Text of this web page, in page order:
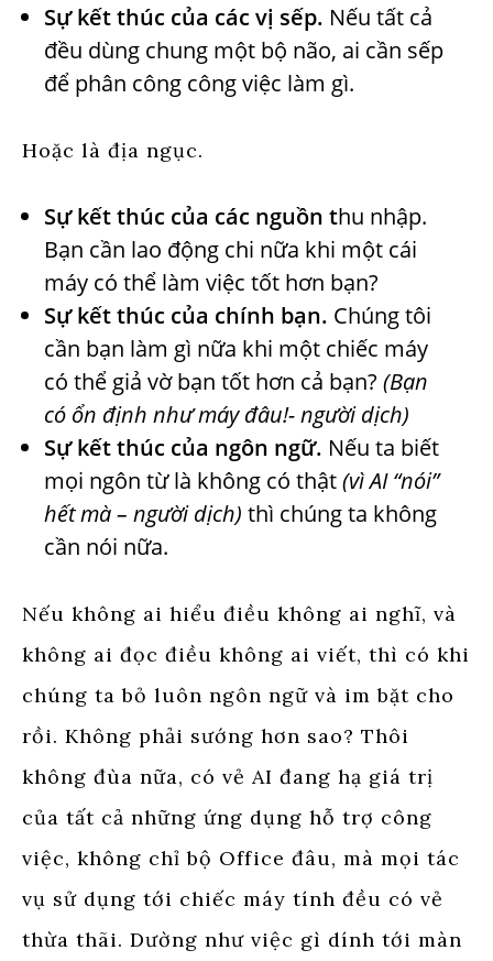
Sự kết thúc của các vị sếp. Nếu tất cả
đều dùng chung một bộ não, ai cần sếp
để phân công công việc làm gì.
Hoặc là địa ngục.
Sự kết thúc của các nguồn thu nhập.
Bạn cần lao động chi nữa khi một cái
máy có thể làm việc tốt hơn bạn?
Sự kết thúc của chính bạn. Chúng tôi
cần bạn làm gì nữa khi một chiếc máy
có thể giả vờ bạn tốt hơn cả bạn? (Bạn
có ổn định như máy đâu!- người dịch)
Sự kết thúc của ngôn ngữ. Nếu ta biết
mọi ngôn từ là không có thật(vì AI “nói”
hết mà – người dịch) thì chúng ta không
cần nói nữa.
Nếu không ai hiểu điều không ai nghĩ, và
không ai đọc điều không ai viết, thì có khi
chúng ta bỏ luôn ngôn ngữ và im bặt cho
rồi. Không phải sướng hơn sao? Thôi
không đùa nữa, có vẻ AI đang hạ giá trị
của tất cả những ứng dụng hỗ trợ công
việc, không chỉ bộ Office đâu, mà mọi tác
vụ sử dụng tới chiếc máy tính đều có vẻ
thừa thãi. Dường như việc gì dính tới màn